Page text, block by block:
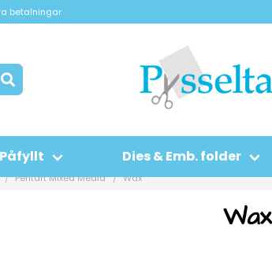
betalningar
Dies & Emb. folder
Pentart Mixed Media Wax
Wax